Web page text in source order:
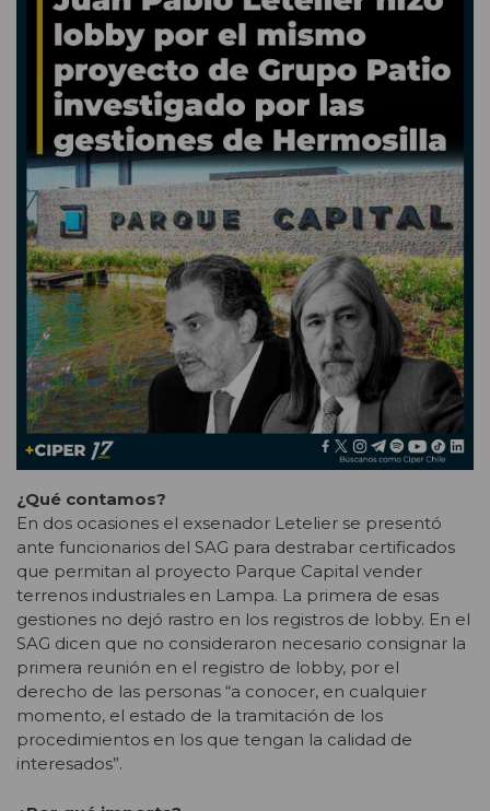
¿Qué contamos?
En dos ocasiones el exsenador Letelier se presentó
ante funcionarios del SAG para destrabar certificados
que permitan al proyecto Parque Capital vender
terrenos industriales en Lampa. La primera de esas
gestiones no dejó rastro en los registros de lobby. En el
SAG dicen que no consideraron necesario consignar la
primera reunión en el registro de lobby, por el
derecho de las personas “a conocer, en cualquier
momento, el estado de la tramitación de los
procedimientos en los que tengan la calidad de
interesados”.